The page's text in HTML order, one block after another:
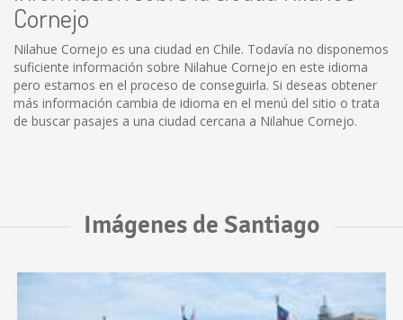
Cornejo
Nilahue Cornejo es una ciudad en Chile. Todavía no disponemos
suficiente información sobre Nilahue Cornejo en este idioma
pero estamos en el proceso de conseguirla. Si deseas obtener
más información cambia de idioma en el menú del sitio o trata
de buscar pasajes a una ciudad cercana a Nilahue Cornejo.
Imágenes de Santiago